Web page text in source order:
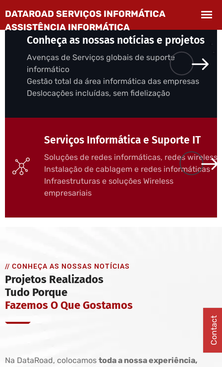
Conheça as nossas notícias e projetos
Avenças de Serviços globais de suporte
informático
Gestão total da área informática das empresas
Deslocações incluídas, sem fidelização
Serviços Informática e Suporte IT
Soluções de redes informáticas, redes wireless
Instalação de cablagem e redes informáticas
Infraestruturas e soluções Wireless
empresariais
// CONHEÇA AS NOSSAS NOTÍCIAS
Projetos Realizados
Tudo Porque
Fazemos O Que Gostamos
Na DataRoad, colocamos toda a nossa experiência,
Contact